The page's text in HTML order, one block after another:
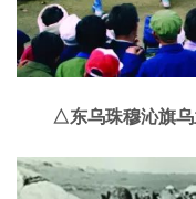
△东乌珠穆沁旗